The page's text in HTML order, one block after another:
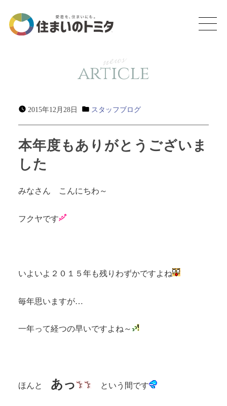
news
article
2015年12月28日 スタッフブログ
本年度もありがとうございま
した
みなさん こんにちわ～
フクヤです
いよいよ２０１５年も残りわずかですよね
毎年思いますが…
一年って経つの早いですよね～
ほんと あっ という間です